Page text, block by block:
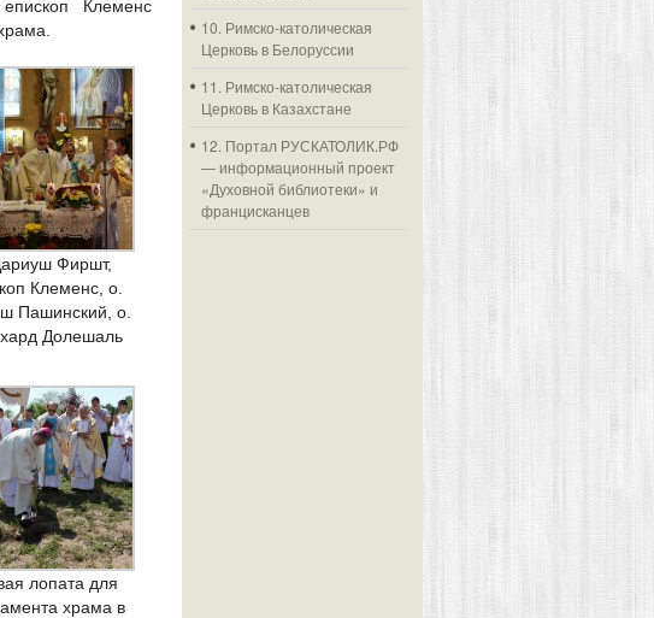
Клеменс
Фиршт,
Клеменс, о.
Пашинский, о.
Долешаль
лопата для
храма в
10. Римско-католическая
Церковь в Белоруссии
11. Римско-католическая
Церковь в Казахстане
12. Портал РУСКАТОЛИК.РФ
— информационный проект
«Духовной библиотеки» и
францисканцев